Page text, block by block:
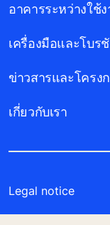
อาคารระหว่างใช้
เครื่องมือและโบร
ข่าวสารและโครง
เกี่ยวกับเรา
Legal notice